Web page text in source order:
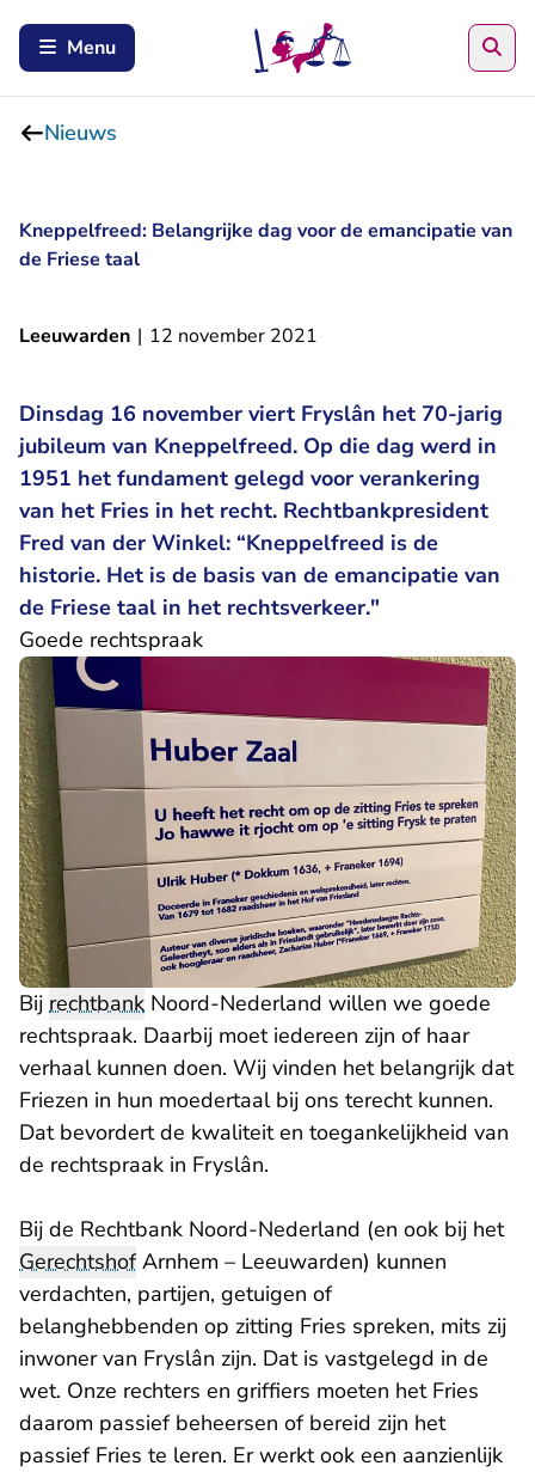
Menu
Nieuws
Kneppelfreed: Belangrijke dag voor de emancipatie van
de Friese taal
Leeuwarden | 12 november 2021
Dinsdag 16 november viert Fryslân het 70-jarig
jubileum van Kneppelfreed. Op die dag werd in
1951 het fundament gelegd voor verankering
van het Fries in het recht. Rechtbankpresident
Fred van der Winkel: “Kneppelfreed is de
historie. Het is de basis van de emancipatie van
de Friese taal in het rechtsverkeer."
Goede rechtspraak
Bij rechtbank Noord-Nederland willen we goede
rechtspraak. Daarbij moet iedereen zijn of haar
verhaal kunnen doen. Wij vinden het belangrijk dat
Friezen in hun moedertaal bij ons terecht kunnen.
Dat bevordert de kwaliteit en toegankelijkheid van
de rechtspraak in Fryslân.
Bij de Rechtbank Noord-Nederland (en ook bij het
GerechtshofArnhem – Leeuwarden) kunnen
verdachten, partijen, getuigen of
belanghebbenden op zitting Fries spreken, mits zij
inwoner van Fryslân zijn. Dat is vastgelegd in de
wet. Onze rechters en griffiers moeten het Fries
daarom passief beheersen of bereid zijn het
passief Fries te leren. Er werkt ook een aanzienlijk